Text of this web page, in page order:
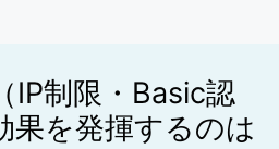
IP制限・Basic認
果を発揮するのは